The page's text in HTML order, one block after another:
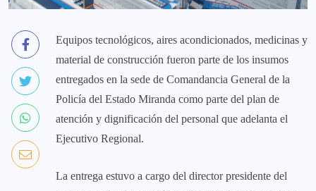
Equipos tecnológicos, aires acondicionados, medicinas y
material de construcción fueron parte de los insumos
entregados en la sede de Comandancia General de la
Policía del Estado Miranda como parte del plan de
atención y dignificación del personal que adelanta el
Ejecutivo Regional.
La entrega estuvo a cargo del director presidente del